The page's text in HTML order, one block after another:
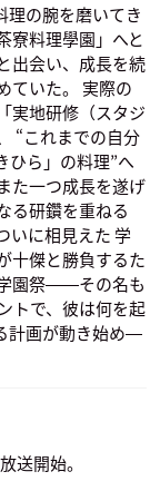
理の腕を磨いてき
寮料理學園」へと
出会い、成長を続
ていた。 実際の
実地研修（スタジ
“これまでの自分
ひら」の料理”へ
た一つ成長を遂げ
る研鑽を重ねる
いに相見えた 学
十傑と勝負するた
園祭――その名も
トで、彼は何を起
計画が動き始め―
送開始。